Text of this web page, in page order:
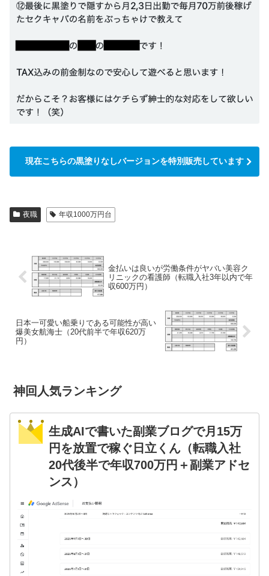
現在こちらの黒塗りなしバージョンを特別販売しています
夜職 年収1000万円台
金払いは良いが労働条件がヤバい美容ク
リニックの看護師（転職入社3年以内で年
収600万円）
日本一可愛い船乗りである可能性が高い
爆美女航海士（20代前半で年収620万
円）
神回人気ランキング
生成AIで書いた副業ブログで月15万
円を放置で稼ぐ日立くん（転職入社
20代後半で年収700万円＋副業アドセ
ンス）